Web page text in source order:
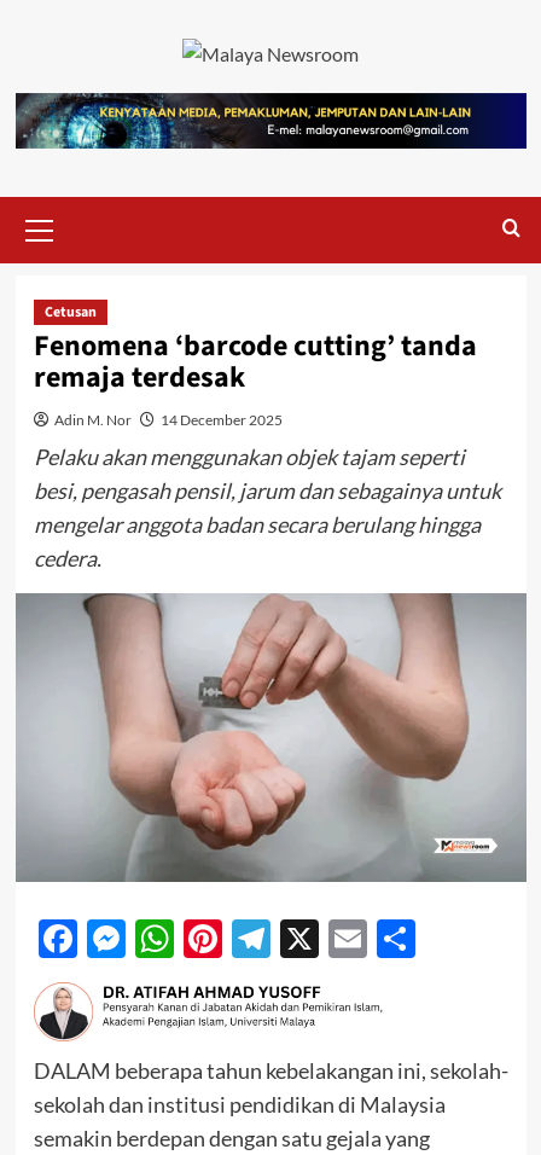
Cetusan
Fenomena ‘barcode cutting’ tanda
remaja terdesak
Adin M. Nor 14 December 2025
Pelaku akan menggunakan objek tajam seperti
besi, pengasah pensil, jarum dan sebagainya untuk
mengelar anggota badan secara berulang hingga
cedera.
Facebook
Messenger
WhatsApp
Pinterest
Telegram
X EmailShare
DALAM beberapa tahun kebelakangan ini, sekolah-
sekolah dan institusi pendidikan di Malaysia
semakin berdepan dengan satu gejala yang